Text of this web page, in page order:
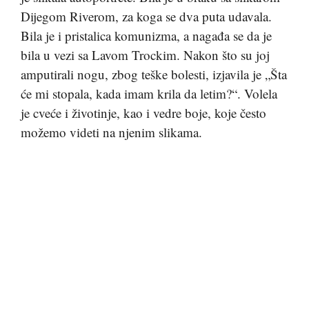
Dijegom Riverom, za koga se dva puta udavala.
Bila je i pristalica komunizma, a nagađa se da je
bila u vezi sa Lavom Trockim. Nakon što su joj
amputirali nogu, zbog teške bolesti, izjavila je „Šta
će mi stopala, kada imam krila da letim?“. Volela
je cveće i životinje, kao i vedre boje, koje često
možemo videti na njenim slikama.